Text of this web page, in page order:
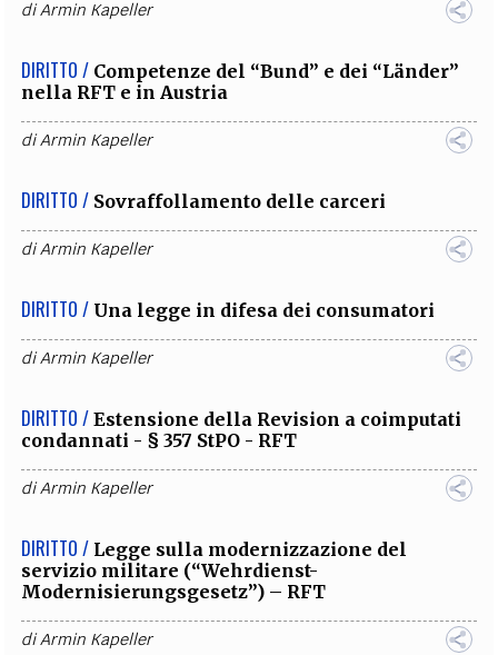
diArmin Kapeller
DIRITTO / Competenze del “Bund” e dei “Länder”
nella RFT e in Austria
diArmin Kapeller
DIRITTO / Sovraffollamento delle carceri
diArmin Kapeller
DIRITTO / Una legge in difesa dei consumatori
diArmin Kapeller
DIRITTO / Estensione della Revision a coimputati
condannati - § 357 StPO - RFT
diArmin Kapeller
DIRITTO / Legge sulla modernizzazione del
servizio militare (“Wehrdienst-
Modernisierungsgesetz”) – RFT
diArmin Kapeller